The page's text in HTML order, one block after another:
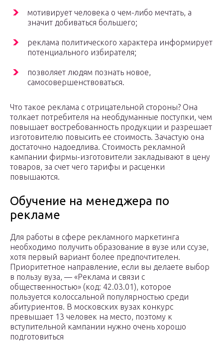
мотивирует человека о чем-либо мечтать, а
значит добиваться большего;
реклама политического характера информирует
потенциального избирателя;
позволяет людям познать новое,
самосовершенствоваться.
Что такое реклама с отрицательной стороны? Она
толкает потребителя на необдуманные поступки, чем
повышает востребованность продукции и разрешает
изготовителю повысить ее стоимость. Зачастую она
достаточно надоедлива. Стоимость рекламной
кампании фирмы-изготовители закладывают в цену
товаров, за счет чего тарифы и расценки
повышаются.
Обучение на менеджера по
рекламе
Для работы в сфере рекламного маркетинга
необходимо получить образование в вузе или ссузе,
хотя первый вариант более предпочтителен.
Приоритетное направление, если вы делаете выбор
в пользу вуза, — «Реклама и связи с
общественностью» (код: 42.03.01), которое
пользуется колоссальной популярностью среди
абитуриентов. В московских вузах конкурс
превышает 13 человек на место, поэтому к
вступительной кампании нужно очень хорошо
подготовиться